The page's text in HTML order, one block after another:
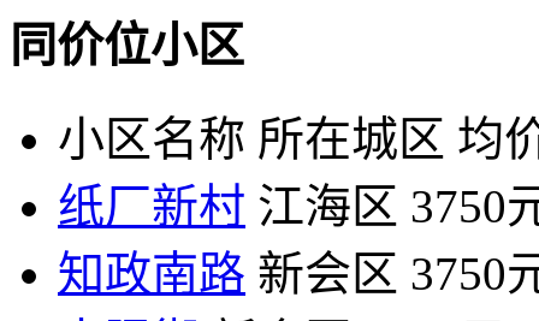
同价位小区
小区名称 所在城区 均
纸厂新村 江海区 3750
知政南路 新会区 3750